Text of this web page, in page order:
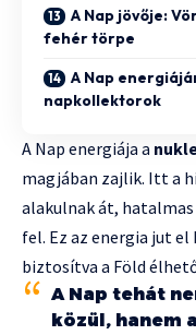
A Nap jövője:
fehér törpe
A Nap
napkollektorok
A Nap energiája a
magjában zajlik. Itt a
alakulnak át,
fel. Ez az energia jut
biztosítva a Föld
A Nap tehát
közül, hanem